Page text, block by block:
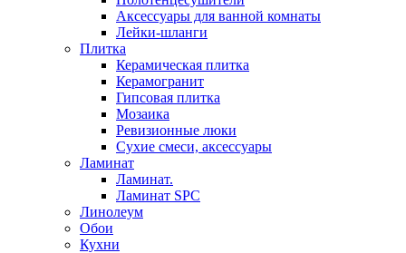
Аксессуары для ванной комнаты
Лейки-шланги
Плитка
Керамическая плитка
Керамогранит
Гипсовая плитка
Мозаика
Ревизионные люки
Сухие смеси, аксессуары
Ламинат
Ламинат.
Ламинат SPC
Линолеум
Обои
Кухни